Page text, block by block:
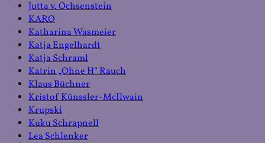
Jutta v. Ochsenstein
KARO
Katharina Wasmeier
Katja Engelhardt
Katja Schraml
Katrin „Ohne H“ Rauch
Klaus Büchner
Kristof Künssler-McIlwain
Krupski
Kuku Schrapnell
Lea Schlenker